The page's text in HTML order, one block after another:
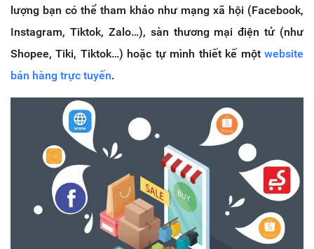
lượng bạn có thể tham khảo như mạng xã hội (Facebook,
Instagram, Tiktok, Zalo…), sàn thương mại điện tử (như
Shopee, Tiki, Tiktok…) hoặc tự mình thiết kế một website
bán hàng trực tuyến.